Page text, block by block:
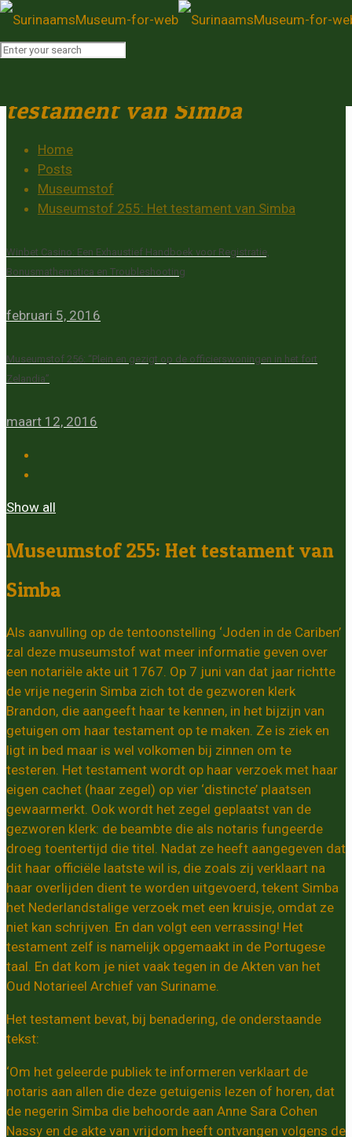
testament van Simba
Home
Posts
Museumstof
Museumstof 255: Het testament van Simba
Winbet Casino: Een Exhaustief Handboek voor Registratie,
Bonusmathematica en Troubleshooting
februari 5, 2016
Museumstof 256: “Plein en gezigt op de officierswoningen in het fort
Zelandia”
maart 12, 2016
Show all
Museumstof 255: Het testament van
Simba
Als aanvulling op de tentoonstelling ‘Joden in de Cariben’
zal deze museumstof wat meer informatie geven over
een notariële akte uit 1767. Op 7 juni van dat jaar richtte
de vrije negerin Simba zich tot de gezworen klerk
Brandon, die aangeeft haar te kennen, in het bijzijn van
getuigen om haar testament op te maken. Ze is ziek en
ligt in bed maar is wel volkomen bij zinnen om te
testeren. Het testament wordt op haar verzoek met haar
eigen cachet (haar zegel) op vier ‘distincte’ plaatsen
gewaarmerkt. Ook wordt het zegel geplaatst van de
gezworen klerk: de beambte die als notaris fungeerde
droeg toentertijd die titel. Nadat ze heeft aangegeven dat
dit haar officiële laatste wil is, die zoals zij verklaart na
haar overlijden dient te worden uitgevoerd, tekent Simba
het Nederlandstalige verzoek met een kruisje, omdat ze
niet kan schrijven. En dan volgt een verrassing! Het
testament zelf is namelijk opgemaakt in de Portugese
taal. En dat kom je niet vaak tegen in de Akten van het
Oud Notarieel Archief van Suriname.
Het testament bevat, bij benadering, de onderstaande
tekst:
‘Om het geleerde publiek te informeren verklaart de
notaris aan allen die deze getuigenis lezen of horen, dat
de negerin Simba die behoorde aan Anne Sara Cohen
Nassy en de akte van vrijdom heeft ontvangen volgens de